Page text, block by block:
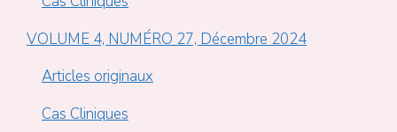
VOLUME 4, NUMÉRO 27, Décembre 2024
Articles originaux
Cas Cliniques